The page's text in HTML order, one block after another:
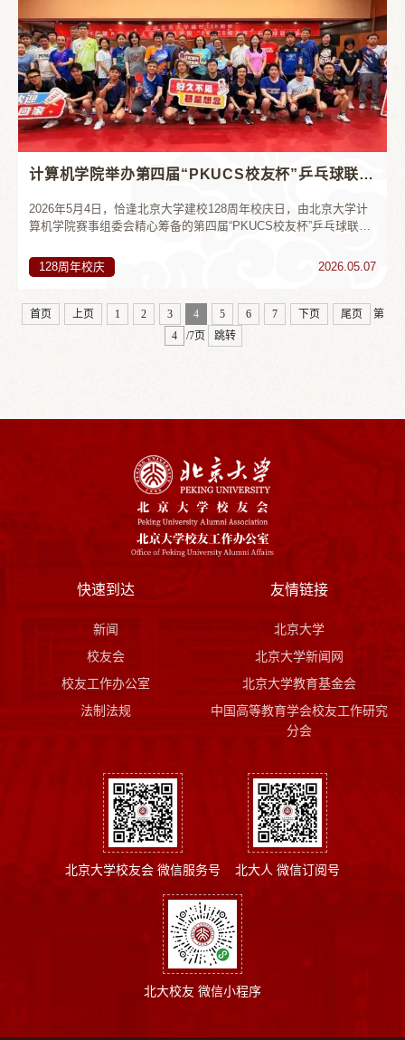
计算机学院举办第四届“PKUCS校友杯”乒乓球联谊赛
2026年5月4日，恰逢北京大学建校128周年校庆日，由北京大学计
算机学院赛事组委会精心筹备的第四届“PKUCS校友杯”乒乓球联谊
的突破——除北大计算机学院历届校友与在校师生外，赛事还特别
邀请了清华大学、北方工业大学、北京科技大学等兄弟院校的计算
以球会友、跨校交流的体育盛会。比赛开始前，赛事主要组织者计
算机学院校友会秘书长张铭致辞，...
128周年校庆 2026.05.07
首页 上页 1 2 3 4 5 6 7 下页 尾页
第
/7页
跳转
快速到达
新闻
校友会
校友工作办公室
法制法规
友情链接
北京大学
北京大学新闻网
北京大学教育基金会
中国高等教育学会校友工作研究
分会
北京大学校友会 微信服务号 北大人 微信订阅号
北大校友 微信小程序